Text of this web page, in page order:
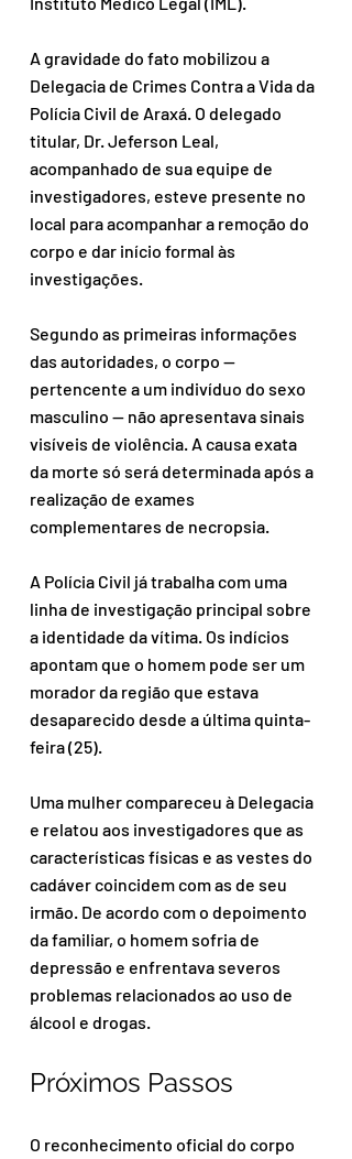
A gravidade do fato mobilizou a
Delegacia de Crimes Contra a Vida da
Polícia Civil de Araxá. O delegado
titular, Dr. Jeferson Leal,
acompanhado de sua equipe de
investigadores, esteve presente no
local para acompanhar a remoção do
corpo e dar início formal às
investigações.
Segundo as primeiras informações
das autoridades, o corpo —
pertencente a um indivíduo do sexo
masculino — não apresentava sinais
visíveis de violência. A causa exata
da morte só será determinada após a
realização de exames
complementares de necropsia.
A Polícia Civil já trabalha com uma
linha de investigação principal sobre
a identidade da vítima. Os indícios
apontam que o homem pode ser um
morador da região que estava
desaparecido desde a última quinta-
feira (25).
Uma mulher compareceu à Delegacia
e relatou aos investigadores que as
características físicas e as vestes do
cadáver coincidem com as de seu
irmão. De acordo com o depoimento
da familiar, o homem sofria de
depressão e enfrentava severos
problemas relacionados ao uso de
álcool e drogas.
Próximos Passos
O reconhecimento oficial do corpo